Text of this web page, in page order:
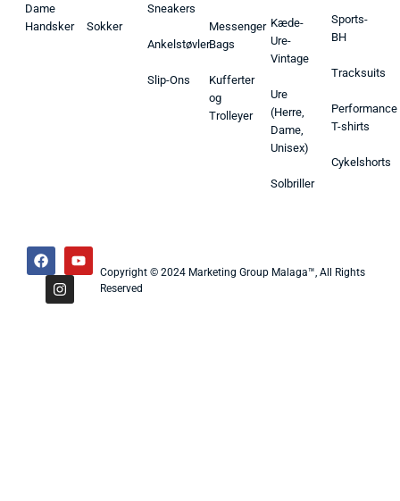
Dame
Handsker
Sokker
Sneakers
Ankelstøvler
Slip-Ons
Messenger
Bags
Kufferter
og
Trolleyer
Kæde-
Ure-
Vintage
Ure
(Herre,
Dame,
Unisex)
Solbriller
Sports-
BH
Tracksuits
Performance
T-shirts
Cykelshorts
Copyright © 2024 Marketing Group Malaga™, All Rights
Reserved